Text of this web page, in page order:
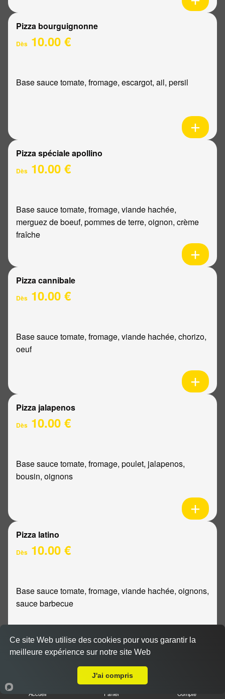
Pizza bourguignonne
Dès 10.00 €
Base sauce tomate, fromage, escargot, ail, persil
Pizza spéciale apollino
Dès 10.00 €
Base sauce tomate, fromage, viande hachée,
merguez de boeuf, pommes de terre, oignon, crème
fraîche
Pizza cannibale
Dès 10.00 €
Base sauce tomate, fromage, viande hachée, chorizo,
oeuf
Pizza jalapenos
Dès 10.00 €
Base sauce tomate, fromage, poulet, jalapenos,
bousin, oignons
Pizza latino
Dès 10.00 €
Base sauce tomate, fromage, viande hachée, oignons,
sauce barbecue
Accueil Panier Compte
Ce site Web utilise des cookies pour vous garantir la
meilleure expérience sur notre site Web
J'ai compris